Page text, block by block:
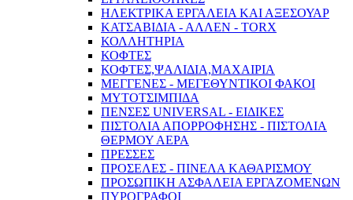
ΗΛΕΚΤΡΙΚΑ ΕΡΓΑΛΕΙΑ ΚΑΙ ΑΞΕΣΟΥΑΡ
ΚΑΤΣΑΒΙΔΙΑ - ΑΛΛΕΝ - TORX
ΚΟΛΛΗΤΗΡΙΑ
ΚΟΦΤΕΣ
ΚΟΦΤΕΣ,ΨΑΛΙΔΙΑ,ΜΑΧΑΙΡΙΑ
ΜΕΓΓΕΝΕΣ - ΜΕΓΕΘΥΝΤΙΚΟΙ ΦΑΚΟΙ
ΜΥΤΟΤΣΙΜΠΙΔΑ
ΠΕΝΣΕΣ UNIVERSAL - ΕΙΔΙΚΕΣ
ΠΙΣΤΟΛΙΑ ΑΠΟΡΡΟΦΗΣΗΣ - ΠΙΣΤΟΛΙΑ
ΘΕΡΜΟΥ ΑΕΡΑ
ΠΡΕΣΣΕΣ
ΠΡΟΣΕΛΕΣ - ΠΙΝΕΛΑ ΚΑΘΑΡΙΣΜΟΥ
ΠΡΟΣΩΠΙΚΗ ΑΣΦΑΛΕΙΑ ΕΡΓΑΖΟΜΕΝΩΝ
ΠΥΡΟΓΡΑΦΟΙ